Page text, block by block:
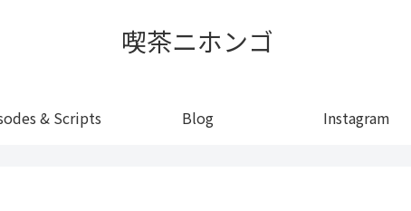
喫茶ニホンゴ
& Scripts Blog Instagram